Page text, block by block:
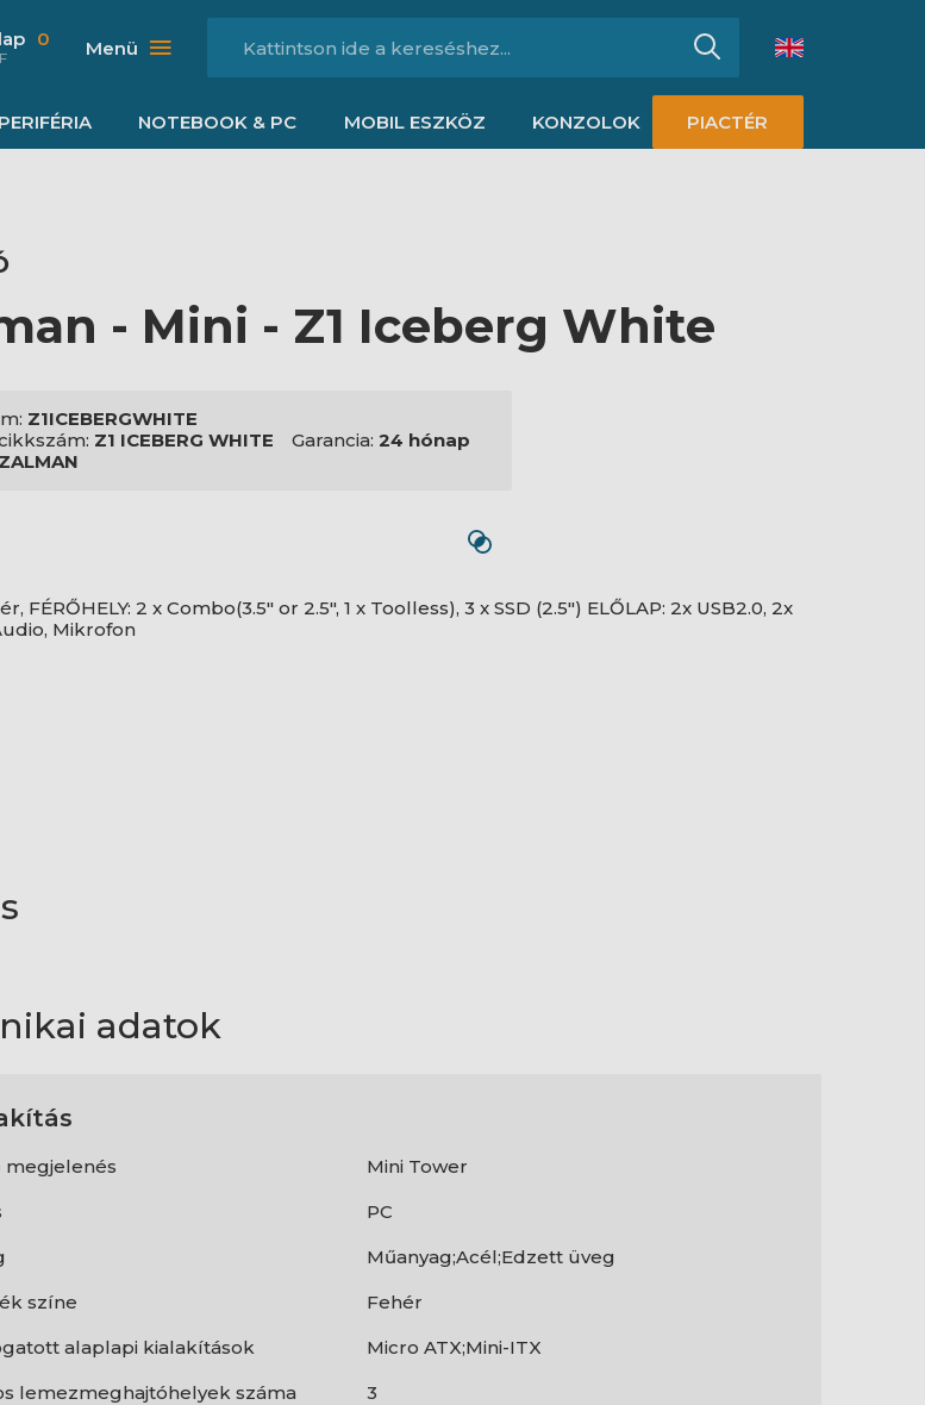
0 Menü
PERIFÉRIA NOTEBOOK & PC MOBIL ESZKÖZ KONZOLOK PIACTÉR
- Mini - Z1 Iceberg White
Z1ICEBERGWHITE
Z1 ICEBERG WHITE Garancia: 24 hónap
ZALMAN
FÉRŐHELY: 2 x Combo(3.5" or 2.5", 1 x Toolless), 3 x SSD (2.5") ELŐLAP: 2x USB2.0, 2x
Mikrofon
adatok
megjelenés
Mini Tower
PC
Műanyag;Acél;Edzett üveg
színe
Fehér
alaplapi kialakítások
Micro ATX;Mini-ITX
lemezmeghajtóhelyek száma
3